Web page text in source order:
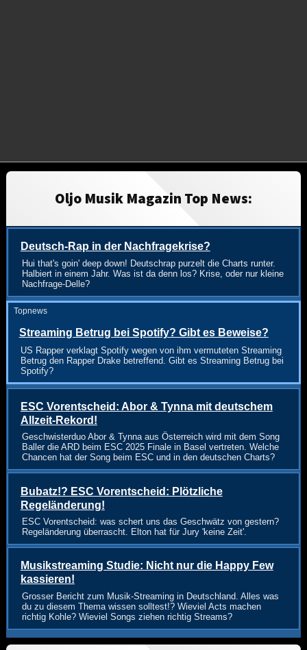
Oljo Musik Magazin Top News:
Deutsch-Rap in der Nachfragekrise?
Hui that's goin' deep down! Deutschrap purzelt die Charts runter.
Halbiert in einem Jahr. Was ist da denn los? Krise, oder nur kleine
Nachfrage-Delle?
Topnews
Streaming Betrug bei Spotify? Gibt es Beweise?
US Rapper verklagt Spotify wegen von ihm vermuteten Streaming
Betrug den Rapper Drake betreffend. Gibt es Streaming Betrug bei
Spotify?
ESC Vorentscheid: Abor & Tynna mit deutschem
Allzeit-Rekord!
Geschwisterduo Abor & Tynna aus Österreich wird mit dem Song
Baller die ARD beim ESC 2025 Finale in Basel vertreten. Welche
Chancen hat der Song beim ESC und in den deutschen Charts?
Bubatz!? ESC Vorentscheid: Plötzliche
Regeländerung!
ESC Vorentscheid: was schert uns das Geschwätz von gestern?
Regeländerung überrascht. Elton hat für Jury 'keine Zeit'.
Musikstreaming Studie: Nicht nur die Happy Few
kassieren!
Grosser Bericht zum Musik-Streaming in Deutschland. Alles was
du zu diesem Thema wissen solltest!? Wieviel Acts machen
richtig Kohle? Wieviel Songs ziehen richtig Streams?